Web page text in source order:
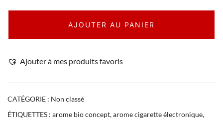
AJOUTER AU PANIER
Ajouter à mes produits favoris
CATÉGORIE : Non classé
ÉTIQUETTES : arome bio concept,arome cigarette électronique,